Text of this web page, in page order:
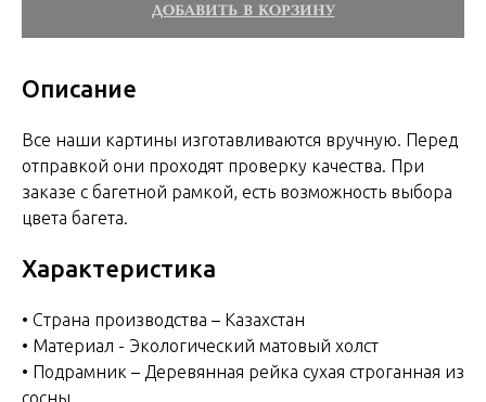
ДОБАВИТЬ В КОРЗИНУ
Описание
Все наши картины изготавливаются вручную. Перед
отправкой они проходят проверку качества. При
заказе с багетной рамкой, есть возможность выбора
цвета багета.
Характеристика
• Страна производства – Казахстан
• Материал - Экологический матовый холст
• Подрамник – Деревянная рейка сухая строганная из
сосны